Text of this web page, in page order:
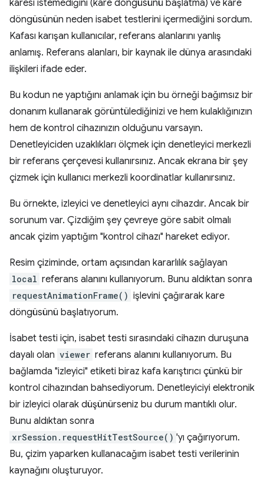
karesi istemediğini (kare döngüsünü başlatma) ve kare
döngüsünün neden isabet testlerini içermediğini sordum.
Kafası karışan kullanıcılar, referans alanlarını yanlış
anlamış. Referans alanları, bir kaynak ile dünya arasındaki
ilişkileri ifade eder.
Bu kodun ne yaptığını anlamak için bu örneği bağımsız bir
donanım kullanarak görüntülediğinizi ve hem kulaklığınızın
hem de kontrol cihazınızın olduğunu varsayın.
Denetleyiciden uzaklıkları ölçmek için denetleyici merkezli
bir referans çerçevesi kullanırsınız. Ancak ekrana bir şey
çizmek için kullanıcı merkezli koordinatlar kullanırsınız.
Bu örnekte, izleyici ve denetleyici aynı cihazdır. Ancak bir
sorunum var. Çizdiğim şey çevreye göre sabit olmalı
ancak çizim yaptığım "kontrol cihazı" hareket ediyor.
Resim çiziminde, ortam açısından kararlılık sağlayan
local referans alanını kullanıyorum. Bunu aldıktan sonra
requestAnimationFrame() işlevini çağırarak kare
döngüsünü başlatıyorum.
İsabet testi için, isabet testi sırasındaki cihazın duruşuna
dayalı olan viewer referans alanını kullanıyorum. Bu
bağlamda "izleyici" etiketi biraz kafa karıştırıcı çünkü bir
kontrol cihazından bahsediyorum. Denetleyiciyi elektronik
bir izleyici olarak düşünürseniz bu durum mantıklı olur.
Bunu aldıktan sonra
xrSession.requestHitTestSource() 'yı çağırıyorum.
Bu, çizim yaparken kullanacağım isabet testi verilerinin
kaynağını oluşturuyor.